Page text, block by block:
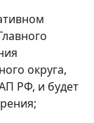
округа,
РФ, и будет